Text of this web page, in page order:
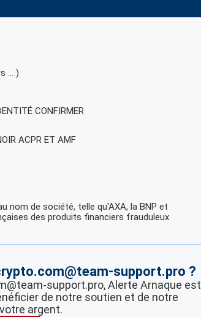
… )
CONFIRMER
ACPR ET AMF
nom de société, telle qu'AXA, la BNP et
des produits financiers frauduleux
support.pro ?
support.pro, Alerte Arnaque est
de notre soutien et de notre
argent.